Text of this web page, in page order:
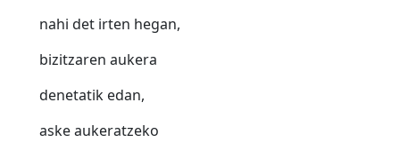
nahi det irten hegan,
bizitzaren aukera
denetatik edan,
aske aukeratzeko